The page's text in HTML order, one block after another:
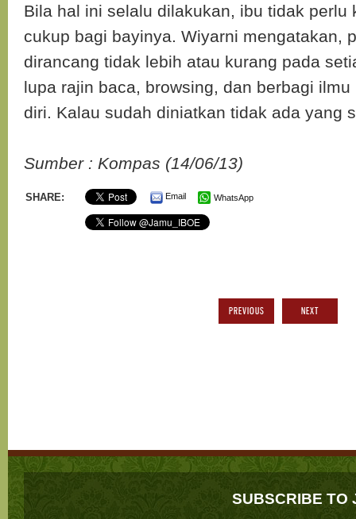
Bila hal ini selalu dilakukan, ibu tidak perlu
cukup bagi bayinya. Wiyarni mengatakan,
dirancang tidak lebih atau kurang pada
lupa rajin baca, browsing, dan berbagi
diri. Kalau sudah diniatkan tidak ada yang
Sumber : Kompas (14/06/13)
SHARE: Email WhatsApp
PREVIOUS NEXT
SUBSCRIBE TO